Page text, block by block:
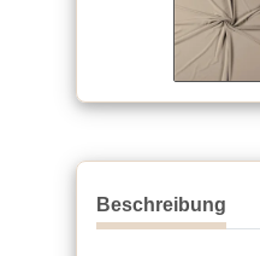
Beschreibung